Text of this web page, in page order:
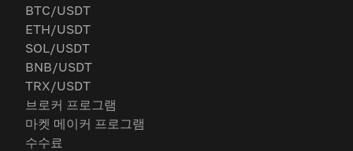
BTC/USDT
ETH/USDT
SOL/USDT
BNB/USDT
TRX/USDT
브로커 프로그램
마켓 메이커 프로그램
수수료